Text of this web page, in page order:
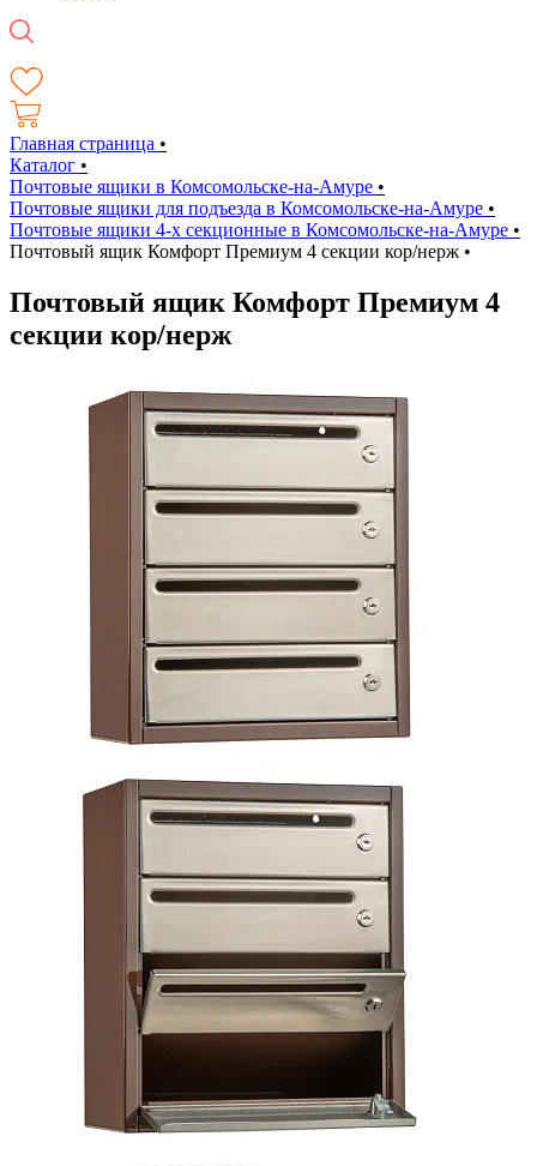
Главная страница •
Каталог •
Почтовые ящики в Комсомольске-на-Амуре •
Почтовые ящики для подъезда в Комсомольске-на-Амуре •
Почтовые ящики 4-х секционные в Комсомольске-на-Амуре •
Почтовый ящик Комфорт Премиум 4 секции кор/нерж •
Почтовый ящик Комфорт Премиум 4
секции кор/нерж